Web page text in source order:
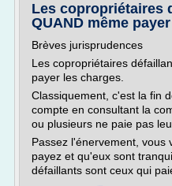
Les copropriétaires
QUAND même payer
Brèves jurisprudences
Les copropriétaires
payer les charges.
Classiquement, c'est la fin
compte en consultant la
ou plusieurs ne paie pas
Passez l'énervement, vous
payez et qu'eux sont
défaillants sont ceux qui